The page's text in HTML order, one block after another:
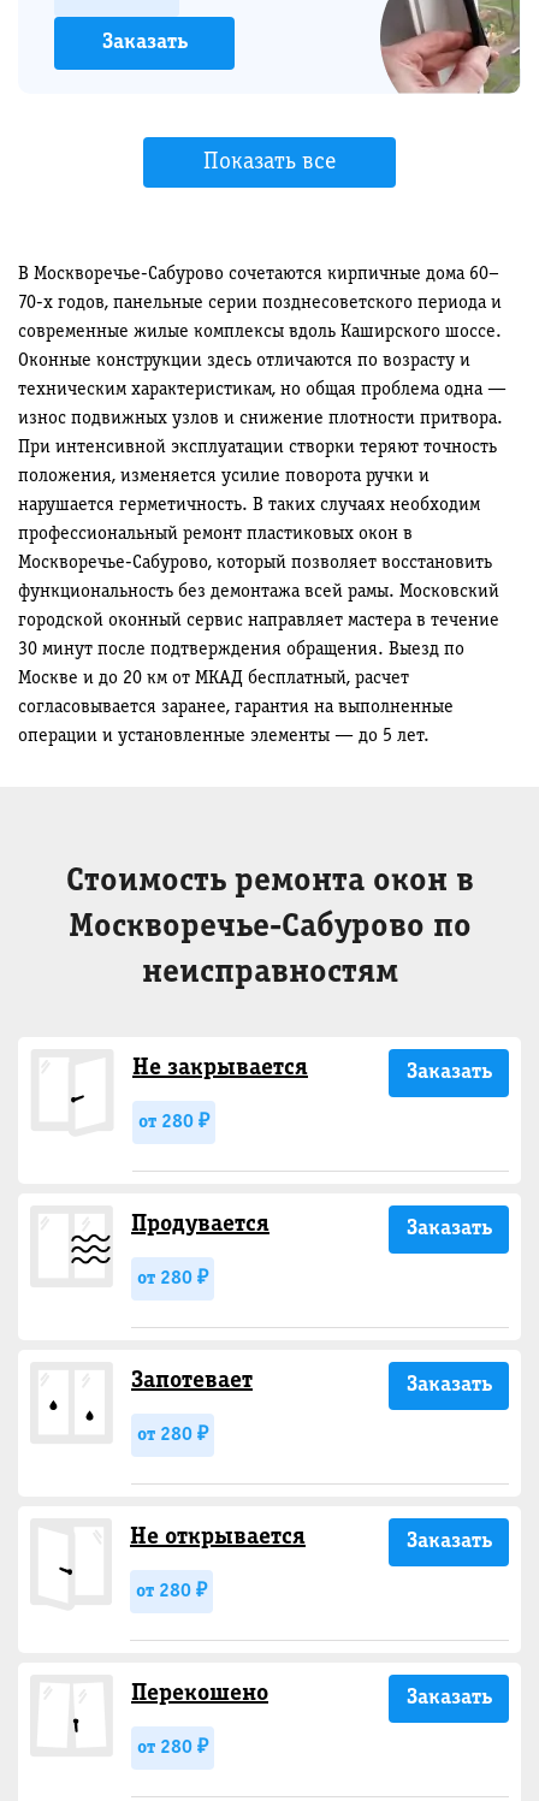
Заказать
Показать все
В Москворечье-Сабурово сочетаются кирпичные дома 60–
70-х годов, панельные серии позднесоветского периода и
современные жилые комплексы вдоль Каширского шоссе.
Оконные конструкции здесь отличаются по возрасту и
техническим характеристикам, но общая проблема одна —
износ подвижных узлов и снижение плотности притвора.
При интенсивной эксплуатации створки теряют точность
положения, изменяется усилие поворота ручки и
нарушается герметичность. В таких случаях необходим
профессиональный ремонт пластиковых окон в
Москворечье-Сабурово, который позволяет восстановить
функциональность без демонтажа всей рамы. Московский
городской оконный сервис направляет мастера в течение
30 минут после подтверждения обращения. Выезд по
Москве и до 20 км от МКАД бесплатный, расчет
согласовывается заранее, гарантия на выполненные
операции и установленные элементы — до 5 лет.
Стоимость ремонта окон в
Москворечье-Сабурово по
неисправностям
Не закрывается
от 280 ₽
Заказать
Продувается
от 280 ₽
Заказать
Запотевает
от 280 ₽
Заказать
Не открывается
от 280 ₽
Заказать
Перекошено
от 280 ₽
Заказать